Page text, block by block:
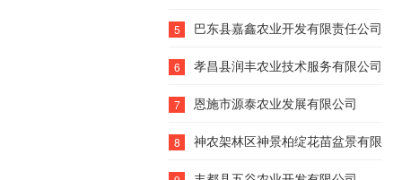
5 巴东县嘉鑫农业开发有限责任公司
6 孝昌县润丰农业技术服务有限公司
7 恩施市源泰农业发展有限公司
8 神农架林区神景柏绽花苗盆景有限责